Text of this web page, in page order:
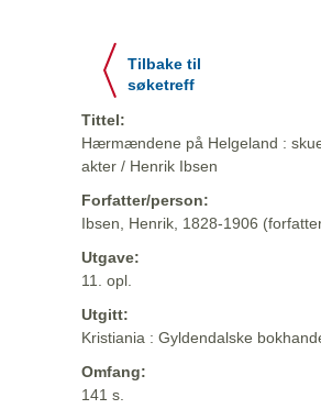
Tilbake til
søketreff
Tittel:
Hærmændene på Helgeland :
akter / Henrik Ibsen
Forfatter/person:
Ibsen, Henrik, 1828-1906
Utgave:
11. opl.
Utgitt:
Kristiania : Gyldendalske
Omfang:
141 s.